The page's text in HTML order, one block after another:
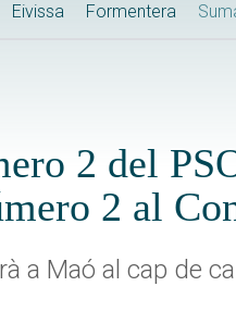
Eivissa Formentera
2 del
2 al
a Maó al cap de